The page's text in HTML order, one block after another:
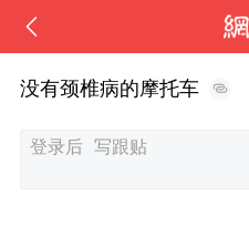
没有颈椎病的摩托车